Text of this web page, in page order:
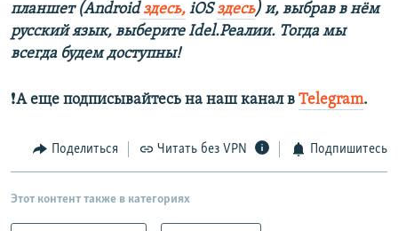
планшет (Androidздесь, iOSздесь) и, выбрав в нём
русский язык, выберите Idel.Реалии. Тогда мы
всегда будем доступны!
❗️А еще подписывайтесь на наш канал в Telegram.
Поделиться Читать без VPN Подпишитесь
Этот контент также в категориях